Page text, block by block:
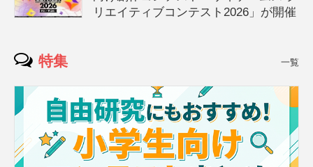
リエイティブコンテスト2026」が開催
特集 一覧